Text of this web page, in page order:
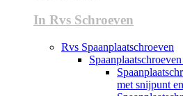
In Rvs Schroeven
Rvs Spaanplaatschroeven
met snijpunt